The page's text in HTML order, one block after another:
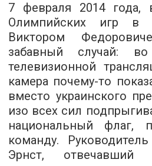
7 февраля 2014 года,
Олимпийских игр
Виктором
забавный случай:
телевизионной
камера почему-то
вместо украинского
изо всех сил
национальный флаг,
команду.
Эрнст, отвечавший